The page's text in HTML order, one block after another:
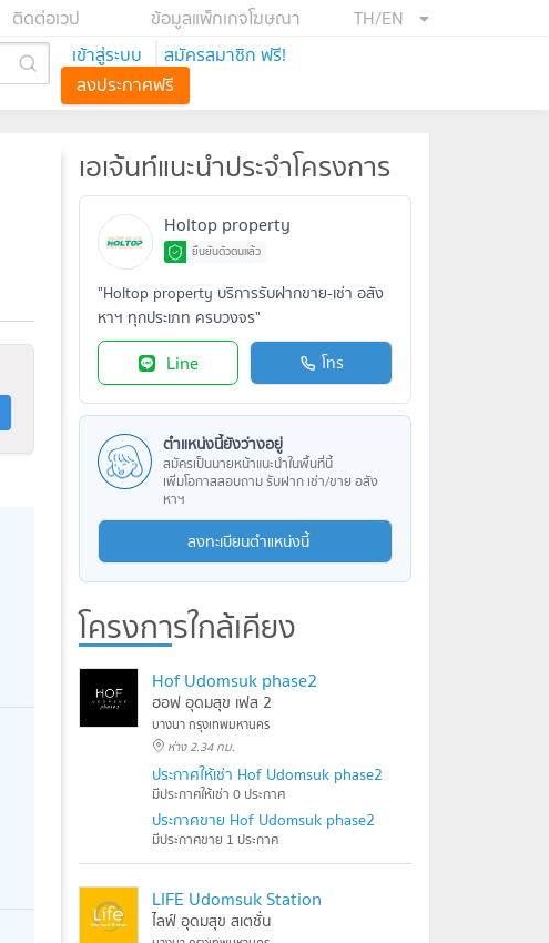
TH/EN
ข้อมูลแพ็กเกจโฆษณา
ติดต่อเวป
เข้าสู่ระบบ
สมัครสมาชิก ฟรี!
ลงประกาศฟรี
เอเจ้นท์แนะนำประจำโครงการ
Holtop property
ยืนยันตัวตนแล้ว
"Holtop property บริการรับฝากขาย-เช่า อสัง
หาฯ ทุกประเภท ครบวงจร"
Line โทร
ตำแหน่งนี้ยังว่างอยู่
สมัครเป็นนายหน้าแนะนำในพื้นที่นี้
เพิ่มโอกาสสอบถาม รับฝาก เช่า/ขาย อสัง
หาฯ
ลงทะเบียนตำแหน่งนี้
โครงการใกล้เคียง
Hof Udomsuk phase2
ฮอฟ อุดมสุข เฟส 2
บางนา กรุงเทพมหานคร
ห่าง 2.34 กม.
ประกาศให้เช่า Hof Udomsuk phase2
มีประกาศให้เช่า 0 ประกาศ
ประกาศขาย Hof Udomsuk phase2
มีประกาศขาย 1 ประกาศ
LIFE Udomsuk Station
ไลฟ์ อุดมสุข สเตชั่น